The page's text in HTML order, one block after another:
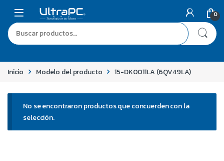
0
Inicio Modelo del producto 15-DK0011LA (6QV49LA)
No se encontraron productos que concuerden con la
selección.